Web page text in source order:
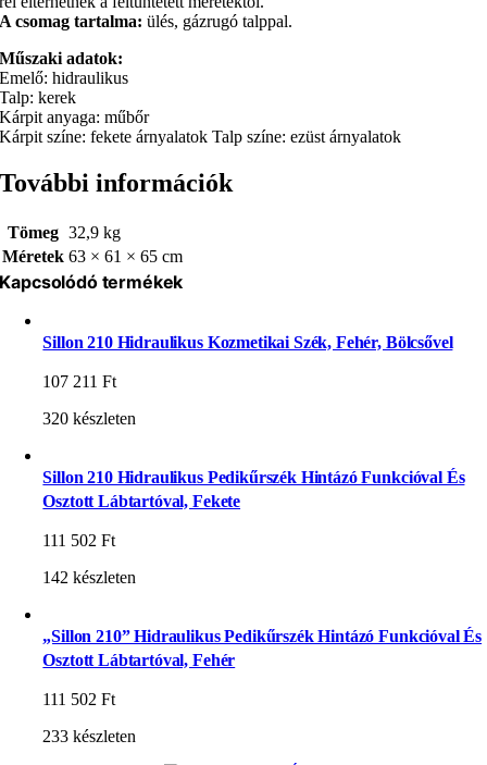
A csomag tartalma: ülés, gázrugó talppal.
Műszaki adatok:
Emelő: hidraulikus
Talp: kerek
Kárpit anyaga: műbőr
Kárpit színe: fekete árnyalatok Talp színe: ezüst árnyalatok
További információk
Tömeg 32,9 kg
Méretek 63 × 61 × 65 cm
Kapcsolódó termékek
Sillon 210 Hidraulikus Kozmetikai Szék, Fehér, Bölcsővel
107 211Ft
320 készleten
Sillon 210 Hidraulikus Pedikűrszék Hintázó Funkcióval És
Osztott Lábtartóval, Fekete
111 502Ft
142 készleten
„Sillon 210” Hidraulikus Pedikűrszék Hintázó Funkcióval És
Osztott Lábtartóval, Fehér
111 502Ft
233 készleten